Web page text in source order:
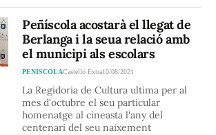
Peñíscola acostarà el llegat de
Berlanga i la seua relació amb
el municipi als escolars
PENISCOLACastelló Extra10/08/2021
La Regidoria de Cultura ultima per al
mes d'octubre el seu particular
homenatge al cineasta l'any del
centenari del seu naixement